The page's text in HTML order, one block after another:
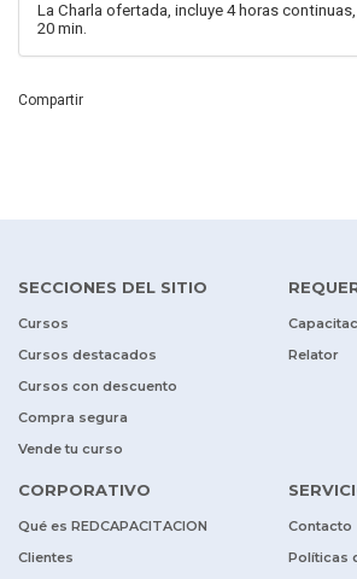
La Charla ofertada, incluye 4 horas
20 min.
Compartir
SECCIONES DEL SITIO
Cursos
Cursos destacados
Cursos con descuento
Compra segura
Vende tu curso
Relator
CORPORATIVO
Qué es REDCAPACITACION
Clientes
Contacto
Políticas